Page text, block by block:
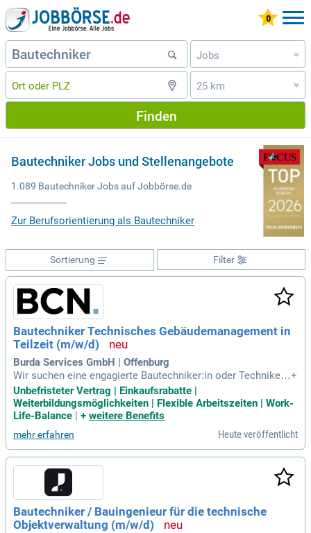
Jobs »
25 km »
Finden
Bautechniker Jobs und Stellenangebote
1.089 Bautechniker Jobs auf Jobbörse.de
Zur Berufsorientierung als Bautechniker
Filter
Sortierung
Bautechniker Technisches Gebäudemanagement in
Teilzeit (m/w/d)
Burda Services GmbH | Offenburg
Wir suchen eine engagierte Bautechniker:in oder Techniker:i
n Bautechnik mit einer erfolgreichen Ausbildung oder vergle
ichbarer Qualifikation. Ideale Kandidaten bringen Erfahrung i
m technischen Gebäudemanagement sowie umfassende IT-
en. Teamfähigkeit ist ebenso wichtig wie ein sicheres Auftr
eten und Durchsetzungsvermögen. Wir bieten dir eine Teilze
itstelle mit viel Verantwortung, die sich flexibel mit Familie
und persönlichen Projekten vereinbaren lässt. Genieße eine
n Gestaltungsspielraum in einem erfolgreichen Unternehme
n, das Innovation und interdisziplinäres Netzwerk fördert. Be
werbe dich jetzt und starte eine vielversprechende Karriere b
ei uns!
+
Unbefristeter Vertrag | Einkaufsrabatte |
Weiterbildungsmöglichkeiten | Flexible Arbeitszeiten | Work-
Life-Balance | + weitere Benefits
mehr erfahren Heute veröffentlicht
Bautechniker / Bauingenieur für die technische
Objektverwaltung (m/w/d)